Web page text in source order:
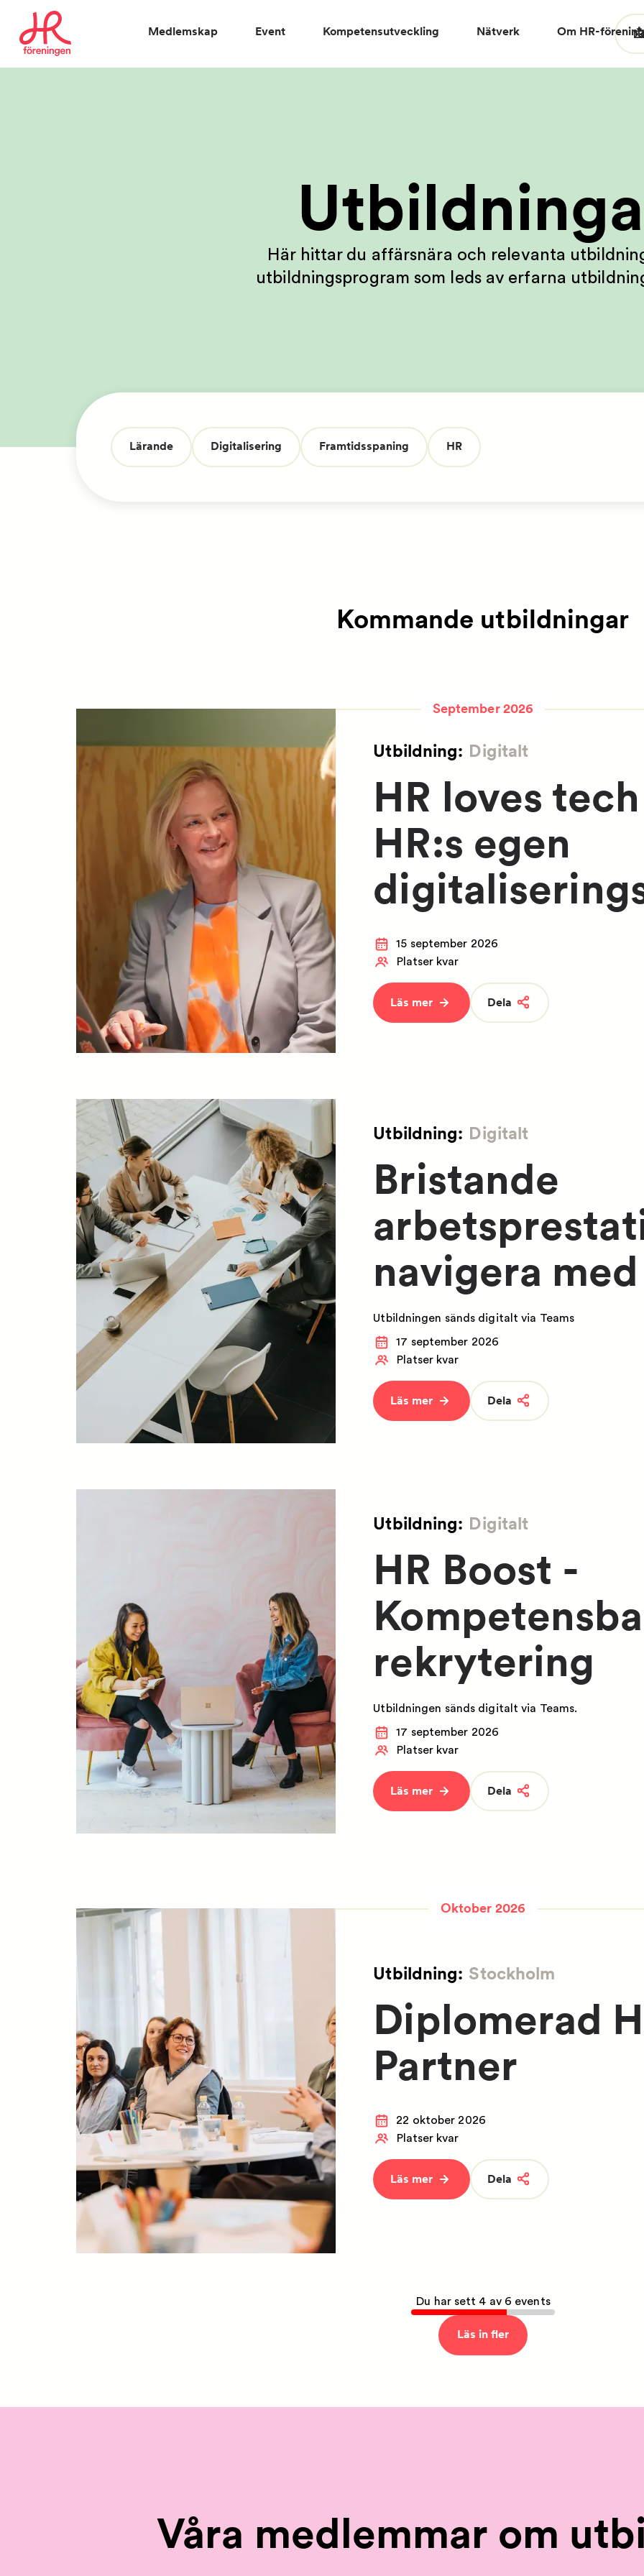
Medlemskap Event Kompetensutveckling Nätverk Om HR-
Här hittar du affärsnära och relevanta
utbildningsprogram som leds av erfarna
Lärande Digitalisering Framtidsspaning HR
Kommande utbildningar
September 2026
Utbildning: Digitalt
HR loves
HR:s egen
15 september 2026
Platser kvar
Läs mer Dela
Utbildning: Digitalt
Bristande
navigera
Utbildningen sänds digitalt via Teams
17 september 2026
Platser kvar
Läs mer Dela
Utbildning: Digitalt
HR Boost -
rekrytering
Utbildningen sänds digitalt via Teams.
17 september 2026
Platser kvar
Läs mer Dela
Oktober 2026
Utbildning: Stockholm
Diplomerad
Partner
22 oktober 2026
Platser kvar
Läs mer Dela
Du har sett 4 av 6 events
Läs in fler
Våra medlemmar om